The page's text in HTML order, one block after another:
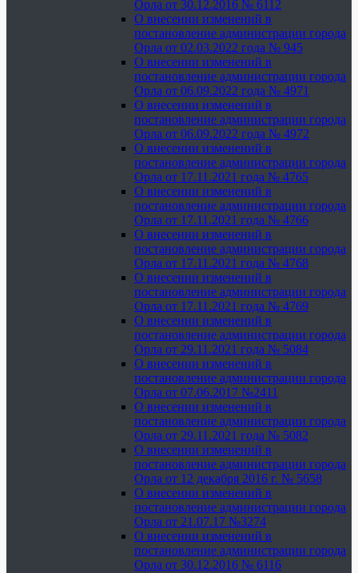
Орла от 30.12.2016 № 6112
О внесении изменений в
постановление администрации города
Орла от 02.03.2022 года № 945
О внесении изменений в
постановление администрации города
Орла от 06.09.2022 года № 4971
О внесении изменений в
постановление администрации города
Орла от 06.09.2022 года № 4972
О внесении изменений в
постановление администрации города
Орла от 17.11.2021 года № 4765
О внесении изменений в
постановление администрации города
Орла от 17.11.2021 года № 4766
О внесении изменений в
постановление администрации города
Орла от 17.11.2021 года № 4768
О внесении изменений в
постановление администрации города
Орла от 17.11.2021 года № 4769
О внесении изменений в
постановление администрации города
Орла от 29.11.2021 года № 5084
О внесении изменений в
постановление администрации города
Орла от 07.06.2017 №2411
О внесении изменений в
постановление администрации города
Орла от 29.11.2021 года № 5082
О внесении изменений в
постановление администрации города
Орла от 12 декабря 2016 г. № 5658
О внесении изменений в
постановление администрации города
Орла от 21.07.17 №3274
О внесении изменений в
постановление администрации города
Орла от 30.12.2016 № 6116